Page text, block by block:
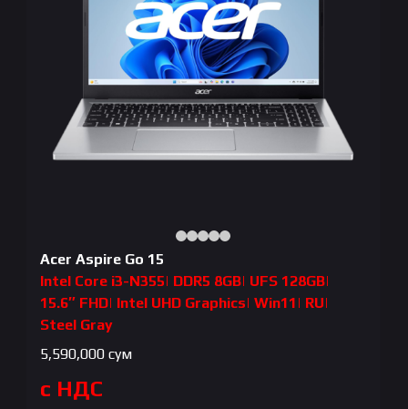
Acer Aspire Go 15
Intel Core i3-N355| DDR5 8GB| UFS 128GB|
15.6″ FHD| Intel UHD Graphics| Win11| RU|
Steel Gray
5,590,000 сум
с НДС